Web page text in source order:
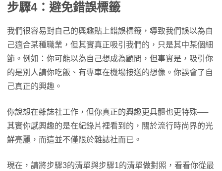
步驟4：避免錯誤標籤
我們很容易對自己的興趣貼上錯誤標籤，導致我們誤以為自
己適合某種職業，但其實真正吸引我們的，只是其中某個細
節。例如：你可能以為自己想成為顧問，但事實是，吸引你
的是別人請你吃飯、有專車在機場接送的想像。你誤會了自
己真正的興趣。
你說想在雜誌社工作，但你真正的興趣更具體也更特殊──
其實你感興趣的是在紀錄片裡看到的，關於流行時尚界的光
鮮亮麗，而這並不僅限於雜誌社而已。
現在，請將步驟3的清單與步驟1的清單做對照，看看你從最